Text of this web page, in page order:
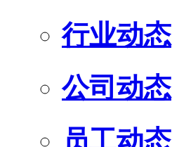
行业动态
公司动态
员工动态